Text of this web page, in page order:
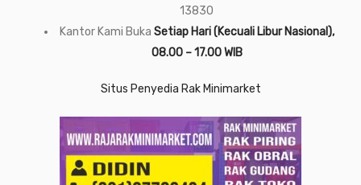
13830
Kantor Kami Buka Setiap Hari (Kecuali Libur Nasional),
08.00 – 17.00 WIB
Situs Penyedia Rak Minimarket